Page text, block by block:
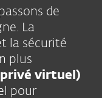
de
La
la sécurité
plus
privé virtuel)
pour